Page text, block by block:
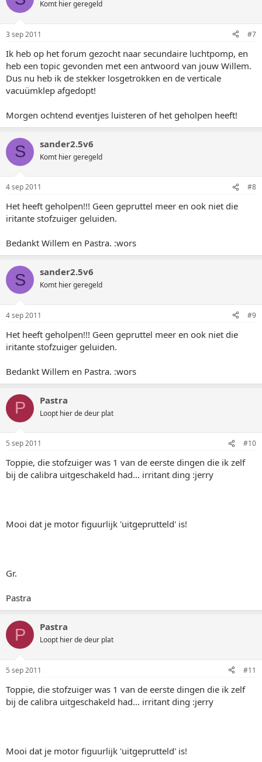
Komt hier geregeld
3 sep 2011 #7
Ik heb op het forum gezocht naar secundaire luchtpomp, en
heb een topic gevonden met een antwoord van jouw Willem.
Dus nu heb ik de stekker losgetrokken en de verticale
vacuümklep afgedopt!
Morgen ochtend eventjes luisteren of het geholpen heeft!
S sander2.5v6
Komt hier geregeld
4 sep 2011 #8
Het heeft geholpen!!! Geen gepruttel meer en ook niet die
iritante stofzuiger geluiden.
Bedankt Willem en Pastra. :wors
S sander2.5v6
Komt hier geregeld
4 sep 2011 #9
Het heeft geholpen!!! Geen gepruttel meer en ook niet die
iritante stofzuiger geluiden.
Bedankt Willem en Pastra. :wors
P Pastra
Loopt hier de deur plat
5 sep 2011 #10
Toppie, die stofzuiger was 1 van de eerste dingen die ik zelf
bij de calibra uitgeschakeld had... irritant ding :jerry
Mooi dat je motor figuurlijk 'uitgeprutteld' is!
Gr.
Pastra
P Pastra
Loopt hier de deur plat
5 sep 2011 #11
Toppie, die stofzuiger was 1 van de eerste dingen die ik zelf
bij de calibra uitgeschakeld had... irritant ding :jerry
Mooi dat je motor figuurlijk 'uitgeprutteld' is!